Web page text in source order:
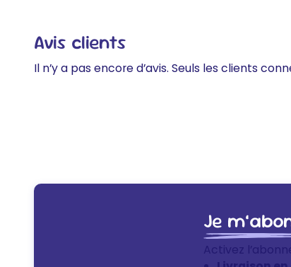
Avis clients
Il n’y a pas encore d’avis. Seuls les clients
Je
Activez